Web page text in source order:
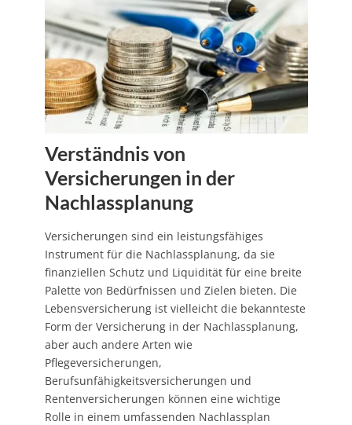
Verständnis von
Versicherungen in der
Nachlassplanung
Versicherungen sind ein leistungsfähiges
Instrument für die Nachlassplanung, da sie
finanziellen Schutz und Liquidität für eine breite
Palette von Bedürfnissen und Zielen bieten. Die
Lebensversicherung ist vielleicht die bekannteste
Form der Versicherung in der Nachlassplanung,
aber auch andere Arten wie
Pflegeversicherungen,
Berufsunfähigkeitsversicherungen und
Rentenversicherungen können eine wichtige
Rolle in einem umfassenden Nachlassplan